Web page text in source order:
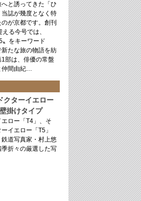
へと誘ってきた「ひ
当誌が幾度となく特
が京都です。創刊
る今号では、
〟をキーワード
新たな旅の物語を紡
1部は、俳優の常盤
仲間由紀…
ターイエロー
掛けタイプ
エロー「T4」、そ
イエロー「T5」
道写真家・村上悠
折々の厳選した写